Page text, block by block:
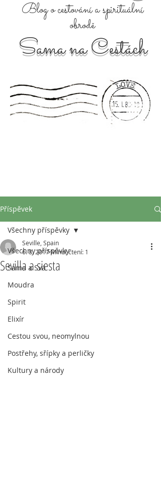
Sama na Cestách
Blog o cestování a spirituální
obrodě
Příspěvek
Všechny příspěvky
Sama a Svá
Moudra
Spirit
Elixír
Cestou svou, neomylnou
Postřehy, sřípky a perličky
Kultury a národy
Všechny příspěvky
Sevilla a siesta
Seville, Spain
6. 8. 2017Minut čtení: 1